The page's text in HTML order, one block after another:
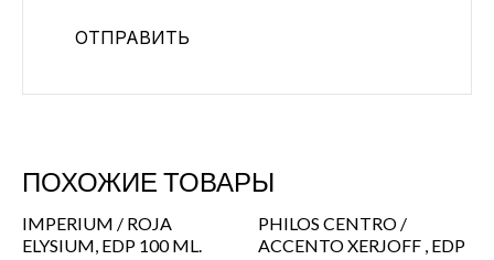
ПОХОЖИЕ ТОВАРЫ
IMPERIUM / ROJA
ELYSIUM, EDP 100 ML.
PHILOS CENTRO /
ACCENTO XERJOFF , EDP